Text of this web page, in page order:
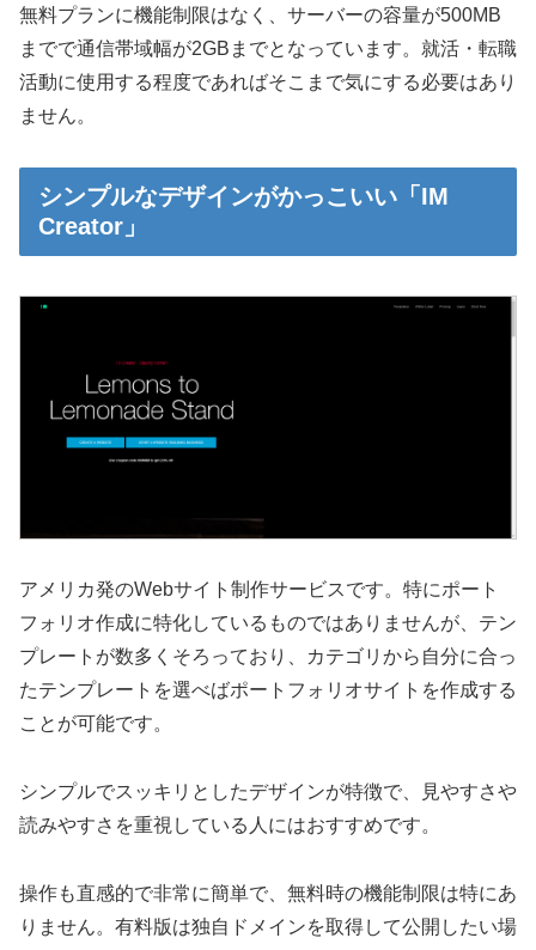
無料プランに機能制限はなく、サーバーの容量が500MB
までで通信帯域幅が2GBまでとなっています。就活・転職
活動に使用する程度であればそこまで気にする必要はあり
ません。
シンプルなデザインがかっこいい「IM
Creator」
アメリカ発のWebサイト制作サービスです。特にポート
フォリオ作成に特化しているものではありませんが、テン
プレートが数多くそろっており、カテゴリから自分に合っ
たテンプレートを選べばポートフォリオサイトを作成する
ことが可能です。
シンプルでスッキリとしたデザインが特徴で、見やすさや
読みやすさを重視している人にはおすすめです。
操作も直感的で非常に簡単で、無料時の機能制限は特にあ
りません。有料版は独自ドメインを取得して公開したい場